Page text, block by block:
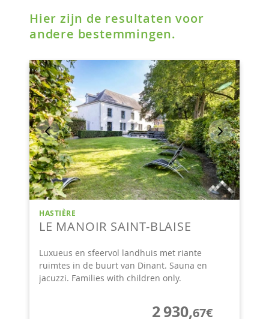
Hier zijn de resultaten voor
andere bestemmingen.